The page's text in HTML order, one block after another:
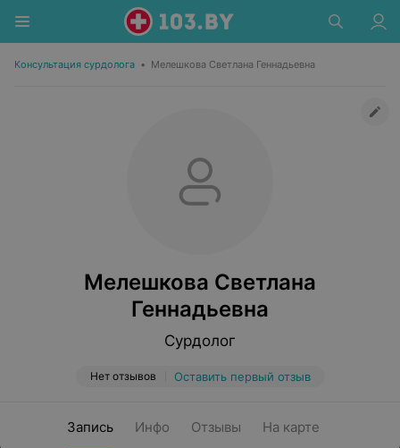
Консультация сурдолога • Мелешкова Светлана Геннадьевна
Мелешкова Светлана
Геннадьевна
Сурдолог
Нет отзывов Оставить первый отзыв
Запись Инфо Отзывы На карте